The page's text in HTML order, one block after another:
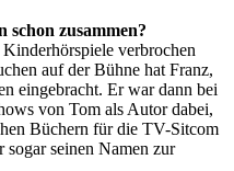
schon zusammen?
verbrochen
auf der Bühne hat Franz,
eingebracht. Er war dann bei
von Tom als Autor dabei,
Büchern für die TV-Sitcom
sogar seinen Namen zur